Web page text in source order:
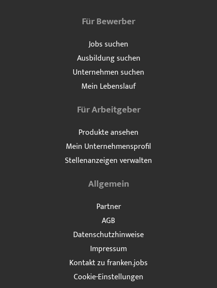
Für Bewerber
Jobs suchen
Ausbildung suchen
Unternehmen suchen
Mein Lebenslauf
Für Arbeitgeber
Produkte ansehen
Mein Unternehmensprofil
Stellenanzeigen verwalten
Allgemein
Partner
AGB
Datenschutzhinweise
Impressum
Kontakt zu franken.jobs
Cookie-Einstellungen